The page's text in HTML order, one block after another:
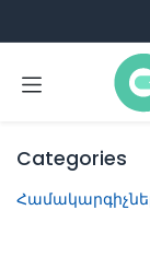
Categories